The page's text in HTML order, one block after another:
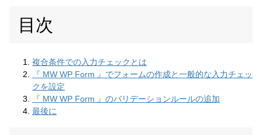
目次
複合条件での入力チェックとは
『 MW WP Form 』でフォームの作成と一般的な入力チェッ
クを設定
『 MW WP Form 』のバリデーションルールの追加
最後に